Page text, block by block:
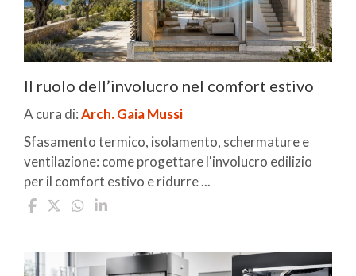
Il ruolo dell’involucro nel comfort estivo
A cura di:Arch. Gaia Mussi
Sfasamento termico, isolamento, schermature e
ventilazione: come progettare l'involucro edilizio
per il comfort estivo e ridurre ...